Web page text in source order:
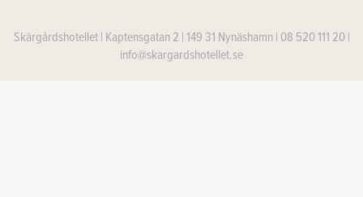
Skärgårdshotellet | Kaptensgatan 2 | 149 31 Nynäshamn | 08 520 111 20 |
info@skargardshotellet.se